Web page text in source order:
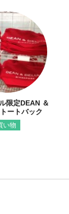
限定DEAN ＆
ートバック
い物